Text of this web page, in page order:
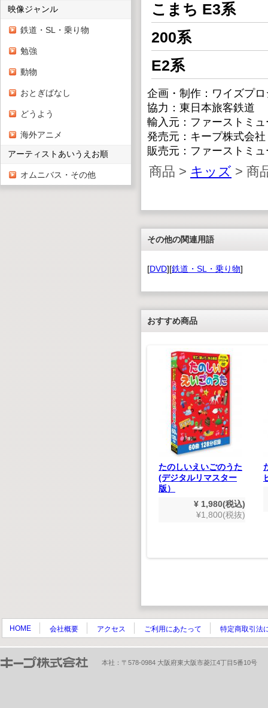
映像ジャンル
鉄道・SL・乗り物
勉強
動物
おとぎばなし
どうよう
海外アニメ
アーティストあいうえお順
オムニバス・その他
こまち E3系
200系
E2系
企画・制作：ワイズプ
協力：東日本旅客鉄道
輸入元：ファーストミ
発売元：キープ株式会社
販売元：ファーストミ
商品 > キッズ > 商
その他の関連用語
[DVD][鉄道・SL・乗り物]
おすすめ商品
はた
税込)
税抜)
トムとジェリー「ベス
ト」
¥ 1,980(税込)
¥1,800(税抜)
たのしいえいごのうた
(デジタルリマスター
版）
¥ 1,980(税込)
¥1,800(税抜)
HOME 会社概要 アクセス ご利用にあたって 特定商取引法
本社：〒578-0984 大阪府東大阪市菱江4丁目5番10号